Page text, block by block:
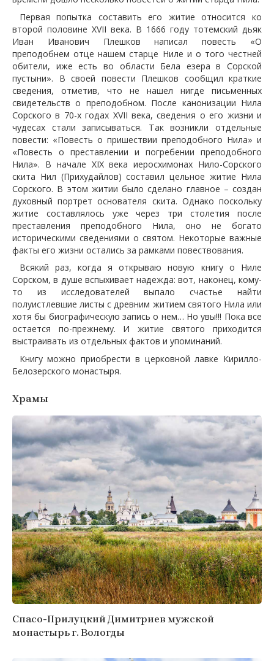
Первая попытка составить его житие относится ко
второй половине XVII века. В 1666 году тотемский дьяк
Иван Иванович Плешков написал повесть «О
преподобнем отце нашем старце Ниле и о того честней
обители, иже есть во области Бела езера в Сорской
пустыни». В своей повести Плешков сообщил краткие
сведения, отметив, что не нашел нигде письменных
свидетельств о преподобном. После канонизации Нила
Сорского в 70-х годах XVII века, сведения о его жизни и
чудесах стали записываться. Так возникли отдельные
повести: «Повесть о пришествии преподобного Нила» и
«Повесть о преставлении и погребении преподобного
Нила». В начале XIX века иеросхимонах Нило-Сорского
скита Нил (Прихудайлов) составил цельное житие Нила
Сорского. В этом житии было сделано главное – создан
духовный портрет основателя скита. Однако поскольку
житие составлялось уже через три столетия после
преставления преподобного Нила, оно не богато
историческими сведениями о святом. Некоторые важные
факты его жизни остались за рамками повествования.
Всякий раз, когда я открываю новую книгу о Ниле
Сорском, в душе вспыхивает надежда: вот, наконец, кому-
то из исследователей выпало счастье найти
полуистлевшие листы с древним житием святого Нила или
хотя бы биографическую запись о нем… Но увы!!! Пока все
остается по-прежнему. И житие святого приходится
выстраивать из отдельных фактов и упоминаний.
Книгу можно приобрести в церковной лавке Кирилло-
Белозерского монастыря.
Храмы
Спасо-Прилуцкий Димитриев мужской
монастырь г. Вологды